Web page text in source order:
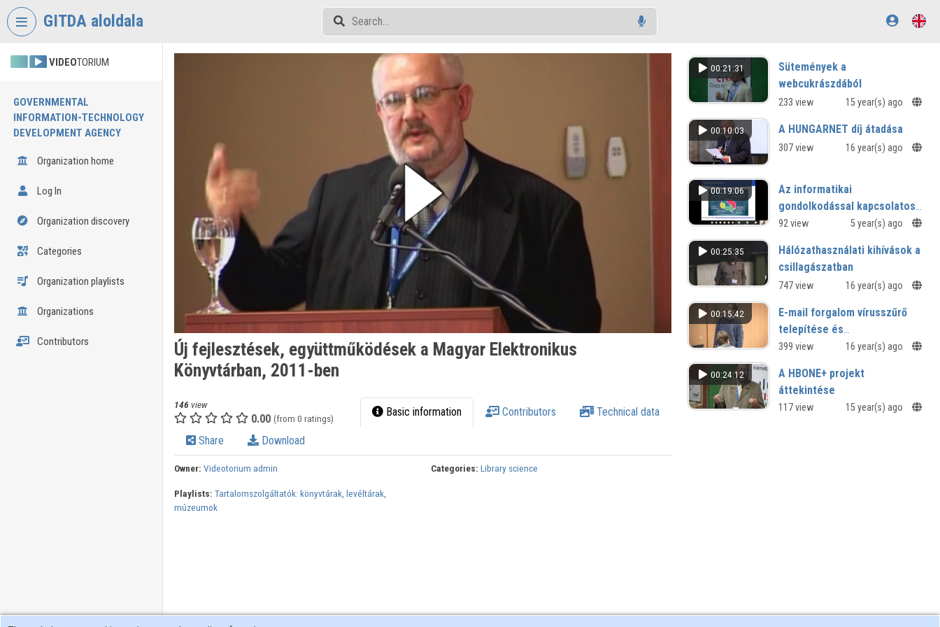
Skip header
GITDA aloldala
VIDEOTORIUM
GOVERNMENTAL
INFORMATION-TECHNOLOGY
DEVELOPMENT AGENCY
Organization home
Log In
Organization discovery
Categories
Organization playlists
Organizations
Contributors
Új fejlesztések, együttműködések a Magyar Elektronikus
Könyvtárban, 2011-ben
146 view
0.00 (from 0 ratings) Basic information Contributors Technical data
Share Download
Owner: Videotorium admin Categories: Library science
Playlists: Tartalomszolgáltatók: könyvtárak, levéltárak,
múzeumok
00:21:31
Sütemények a
webcukrászdából
233 view 15 year(s) ago
00:10:03 A HUNGARNET díj átadása
307 view 16 year(s) ago
00:19:06
Az informatikai
gondolkodással kapcsolatos
vélekedések az Eszterházy
informatikatanár szakos
hallgatói körében
92 view 5 year(s) ago
00:25:35
Hálózathasználati kihívások a
csillagászatban
747 view 16 year(s) ago
00:15:42
E-mail forgalom vírusszűrő
telepítése és
működtetésének
399 view 16 year(s) ago
00:24:12
A HBONE+ projekt
áttekintése
Eredmények és aktuális fejlesztések
117 view 15 year(s) ago